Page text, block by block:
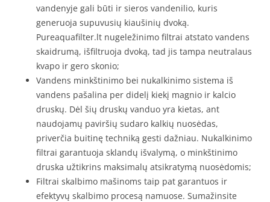
vandenyje gali būti ir sieros vandenilio, kuris
generuoja supuvusių kiaušinių dvoką.
Pureaquafilter.lt nugeležinimo filtrai atstato vandens
skaidrumą, išfiltruoja dvoką, tad jis tampa neutralaus
kvapo ir gero skonio;
Vandens minkštinimo bei nukalkinimo sistema iš
vandens pašalina per didelį kiekį magnio ir kalcio
druskų. Dėl šių druskų vanduo yra kietas, ant
naudojamų paviršių sudaro kalkių nuosėdas,
priverčia buitinę techniką gesti dažniau. Nukalkinimo
filtrai garantuoja sklandų išvalymą, o minkštinimo
druska užtikrins maksimalų atsikratymą nuosėdomis;
Filtrai skalbimo mašinoms taip pat garantuos ir
efektyvų skalbimo procesą namuose. Sumažinsite